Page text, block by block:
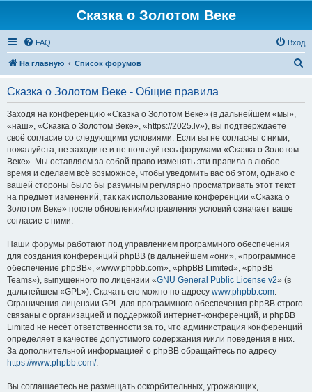
Сказка о Золотом Веке
FAQ Вход
На главную Список форумов
Сказка о Золотом Веке - Общие правила
Заходя на конференцию «Сказка о Золотом Веке» (в дальнейшем «мы»,
«наш», «Сказка о Золотом Веке», «https://2025.lv»), вы подтверждаете
своё согласие со следующими условиями. Если вы не согласны с ними,
пожалуйста, не заходите и не пользуйтесь форумами «Сказка о Золотом
Веке». Мы оставляем за собой право изменять эти правила в любое
время и сделаем всё возможное, чтобы уведомить вас об этом, однако с
вашей стороны было бы разумным регулярно просматривать этот текст
на предмет изменений, так как использование конференции «Сказка о
Золотом Веке» после обновления/исправления условий означает ваше
согласие с ними.
Наши форумы работают под управлением программного обеспечения
для создания конференций phpBB (в дальнейшем «они», «программное
обеспечение phpBB», «www.phpbb.com», «phpBB Limited», «phpBB
Teams»), выпущенного по лицензии «GNU General Public License v2» (в
дальнейшем «GPL»). Скачать его можно по адресу www.phpbb.com.
Ограничения лицензии GPL для программного обеспечения phpBB строго
связаны с организацией и поддержкой интернет-конференций, и phpBB
Limited не несёт ответственности за то, что администрация конференций
определяет в качестве допустимого содержания и/или поведения в них.
За дополнительной информацией о phpBB обращайтесь по адресу
https://www.phpbb.com/.
Вы соглашаетесь не размещать оскорбительных, угрожающих,